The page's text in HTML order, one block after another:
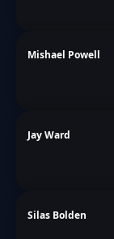
Mishael Powell
Jay Ward
Silas Bolden